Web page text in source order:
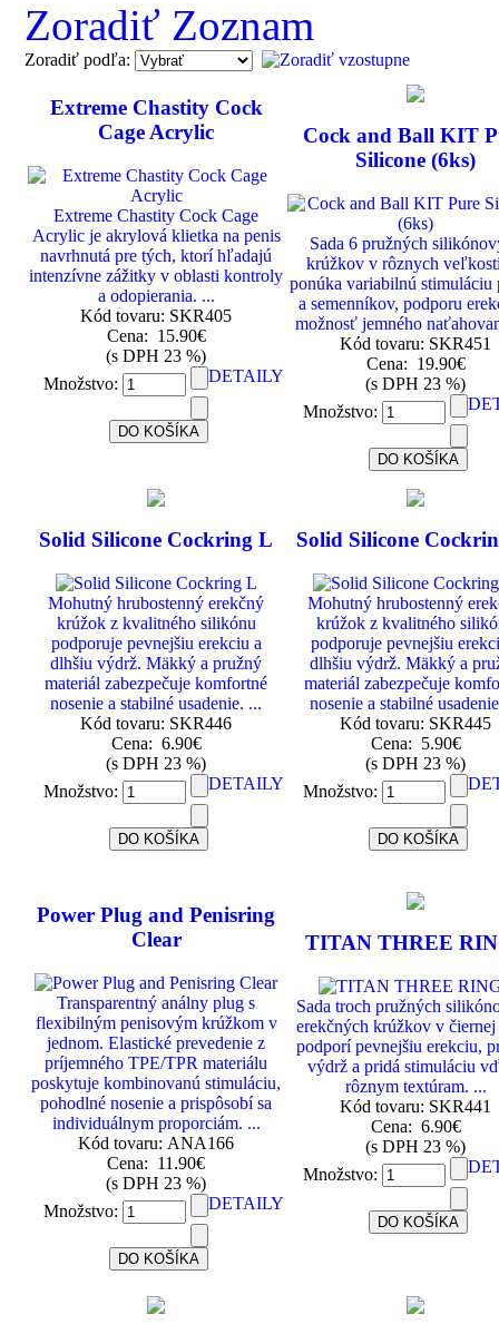
Zoradiť Zoznam
Zoradiť podľa:
Extreme Chastity Cock
Cage Acrylic
Extreme Chastity Cock Cage
Acrylic je akrylová klietka na penis
navrhnutá pre tých, ktorí hľadajú
intenzívne zážitky v oblasti kontroly
a odopierania. ...
Kód tovaru: SKR405
Cena: 15.90€
(s DPH 23 %)
Množstvo:
DETAILY
Cock and Ball KIT
Silicone (6ks)
Sada 6 pružných
krúžkov v rôznych
ponúka variabilnú stimuláciu
a semenníkov, podporu
možnosť jemného
Kód tovaru: SKR451
Cena: 19.90€
(s DPH 23 %)
Množstvo:
Solid Silicone Cockring L
Mohutný hrubostenný erekčný
krúžok z kvalitného silikónu
podporuje pevnejšiu erekciu a
dlhšiu výdrž. Mäkký a pružný
materiál zabezpečuje komfortné
nosenie a stabilné usadenie. ...
Kód tovaru: SKR446
Cena: 6.90€
(s DPH 23 %)
Množstvo:
DETAILY
Solid Silicone
Mohutný hrubostenný
krúžok z kvalitného
podporuje pevnejšiu
dlhšiu výdrž. Mäkký a
materiál zabezpečuje
nosenie a stabilné
Kód tovaru: SKR445
Cena: 5.90€
(s DPH 23 %)
Množstvo:
Power Plug and Penisring
Clear
Transparentný análny plug s
flexibilným penisovým krúžkom v
jednom. Elastické prevedenie z
príjemného TPE/TPR materiálu
poskytuje kombinovanú stimuláciu,
pohodlné nosenie a prispôsobí sa
individuálnym proporciám. ...
Kód tovaru: ANA166
Cena: 11.90€
(s DPH 23 %)
Množstvo:
DETAILY
TITAN THREE
Sada troch pružných
erekčných krúžkov v čiernej
podporí pevnejšiu erekciu,
výdrž a pridá stimuláciu
rôznym textúram. ...
Kód tovaru: SKR441
Cena: 6.90€
(s DPH 23 %)
Množstvo: